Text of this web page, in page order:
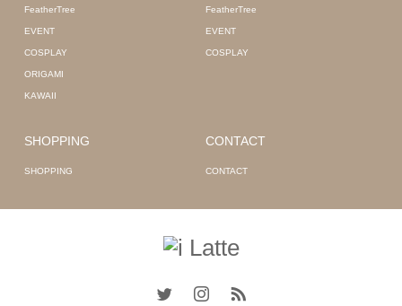
FeatherTree
EVENT
COSPLAY
ORIGAMI
KAWAII
FeatherTree
EVENT
COSPLAY
SHOPPING
SHOPPING
CONTACT
CONTACT